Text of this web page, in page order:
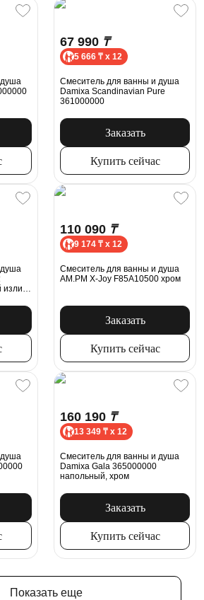
67 990 ₸
5 666 ₸ x 12
Смеситель для ванны и душа
Damixa Scandinavian Pure
361000000
Заказать
Купить сейчас
излив,
110 090 ₸
9 174 ₸ x 12
Смеситель для ванны и душа
AM.PM X-Joy F85A10500 хром
Заказать
Купить сейчас
160 190 ₸
13 349 ₸ x 12
Смеситель для ванны и душа
Damixa Gala 365000000
напольный, хром
Заказать
Купить сейчас
Показать еще